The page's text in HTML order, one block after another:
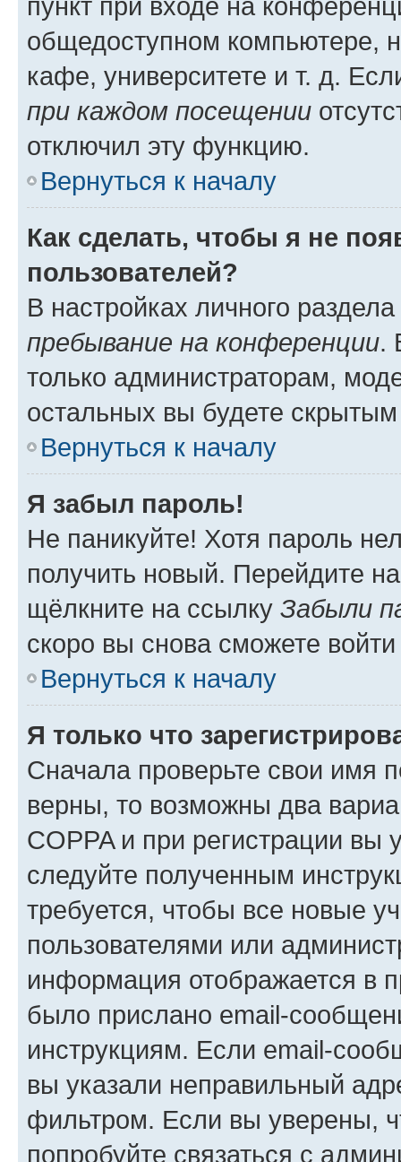
общедоступном компьютере,
кафе, университете и т. д.
при каждом посещении
отключил эту функцию.
Вернуться к началу
Как сделать, чтобы я не
пользователей?
В настройках личного
пребывание на конференции.
только администраторам,
остальных вы будете
Вернуться к началу
Я забыл пароль!
Не паникуйте! Хотя пароль
получить новый. Перейдите
щёлкните на ссылку Забыли
скоро вы снова сможете
Вернуться к началу
Я только что
Сначала проверьте свои имя
верны, то возможны два
COPPA и при регистрации вы
следуйте полученным
требуется, чтобы все новые
пользователями или
информация отображается в
было прислано email-
инструкциям. Если email-
вы указали неправильный
фильтром. Если вы уверены,
попробуйте связаться с